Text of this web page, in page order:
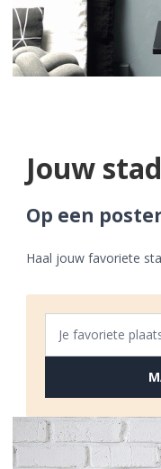
Jouw stad
Op een
Haal jouw favoriete